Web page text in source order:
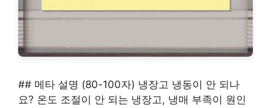
## 메타 설명 (80-100자) 냉장고 냉동이 안 되나
요? 온도 조절이 안 되는 냉장고, 냉매 부족이 원인